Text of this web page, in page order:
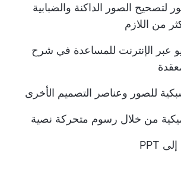
الصور الداكنة والضبابية
من اللازم
عبر الإنترنت للمساعدة في شرح
للصور وعناصر التصميم الأخرى
من خلال رسوم متحركة نصية